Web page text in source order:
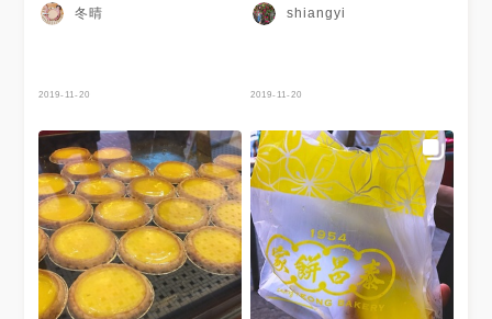
冬晴
2019-11-20
shiangyi
2019-11-20